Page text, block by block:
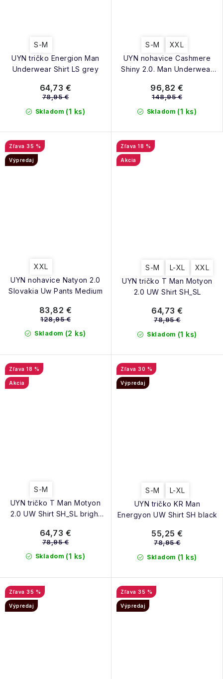
UYN tričko Energion Man
Underwear Shirt LS grey
S-M
Skladom (1 ks)
64,73 €
78,95 €
UYN nohavice Cashmere
Shiny 2.0. Man Underwear
S-M XXL
Skladom (1 ks)
96,82 €
148,95 €
UYN nohavice Natyon 2.0
Slovakia Uw Pants Medium
35 %
Výpredaj
XXL
Skladom (2 ks)
83,82 €
128,95 €
UYN tričko T Man Motyon
2.0 UW Shirt SH_SL
18 %
Akcia
S-M L-XL XXL
Skladom (1 ks)
64,73 €
78,95 €
UYN tričko T Man Motyon
2.0 UW Shirt SH_SL bright
18 %
Akcia
S-M
Skladom (1 ks)
64,73 €
78,95 €
UYN tričko KR Man
Energyon UW Shirt SH black
30 %
Výpredaj
S-M L-XL
Skladom (1 ks)
55,25 €
78,95 €
35 %
Výpredaj
35 %
Výpredaj